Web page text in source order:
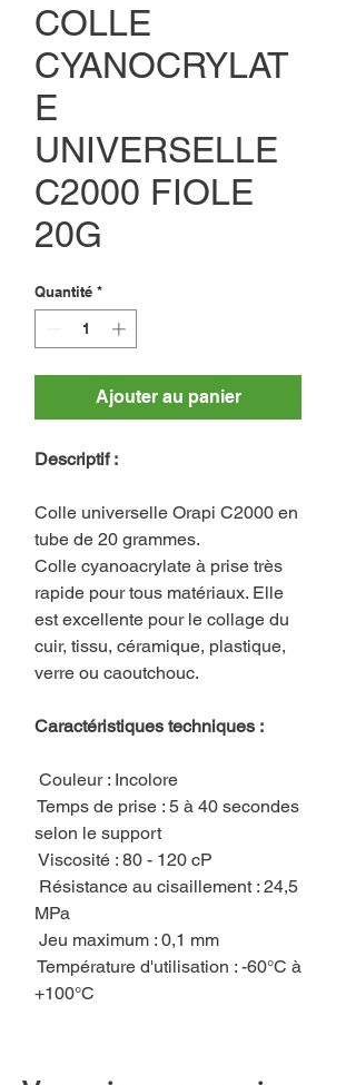
COLLE
CYANOCRYLAT
E
UNIVERSELLE
C2000 FIOLE
20G
Quantité *
Ajouter au panier
Descriptif :
Colle universelle Orapi C2000 en
tube de 20 grammes.
Colle cyanoacrylate à prise très
rapide pour tous matériaux. Elle
est excellente pour le collage du
cuir, tissu, céramique, plastique,
verre ou caoutchouc.
Caractéristiques techniques :
Couleur : Incolore
Temps de prise : 5 à 40 secondes
selon le support
Viscosité : 80 - 120 cP
Résistance au cisaillement : 24,5
MPa
Jeu maximum : 0,1 mm
Température d'utilisation : -60°C à
+100°C